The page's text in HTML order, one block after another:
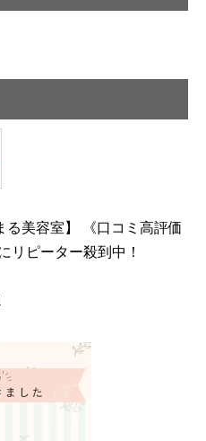
る美容室】 《口コミ高評価
ピーター殺到中！